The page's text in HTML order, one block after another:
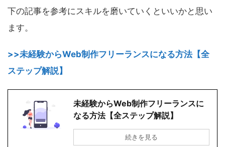
下の記事を参考にスキルを磨いていくといいかと思い
ます。
>>未経験からWeb制作フリーランスになる方法【全
ステップ解説】
未経験からWeb制作フリーランスに
なる方法【全ステップ解説】
続きを見る